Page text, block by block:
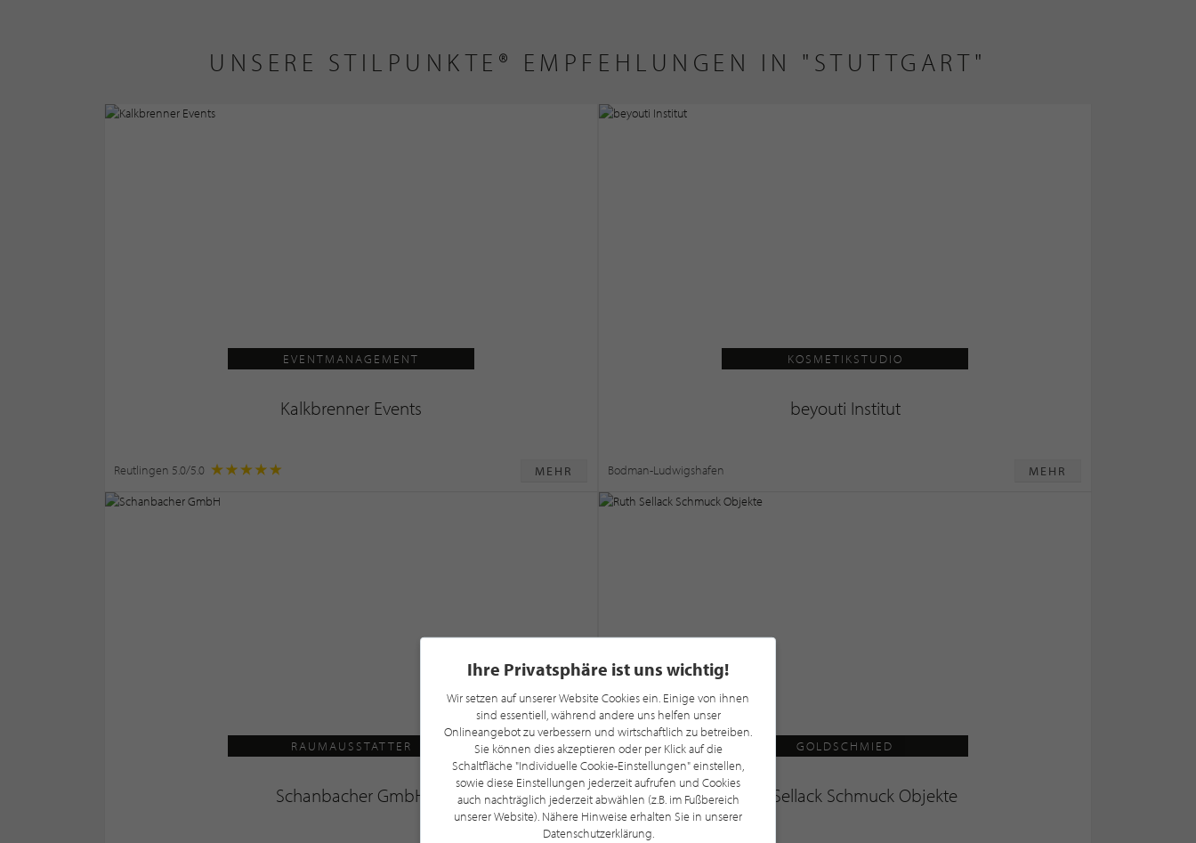
UNSERE STILPUNKTE® EMPFEHLUNGEN IN "STUTTGART"
EVENTMANAGEMENT
Kalkbrenner Events
Reutlingen 5.0/5.0 MEHR
KOSMETIKSTUDIO
beyouti Institut
Bodman-Ludwigshafen MEHR
RAUMAUSSTATTER
Schanbacher GmbH
GOLDSCHMIED
Ruth Sellack Schmuck Objekte
Ihre Privatsphäre ist uns wichtig!
Wir setzen auf unserer Website Cookies ein. Einige von ihnen
sind essentiell, während andere uns helfen unser
Onlineangebot zu verbessern und wirtschaftlich zu betreiben.
Sie können dies akzeptieren oder per Klick auf die
Schaltfläche "Individuelle Cookie-Einstellungen" einstellen,
sowie diese Einstellungen jederzeit aufrufen und Cookies
auch nachträglich jederzeit abwählen (z.B. im Fußbereich
unserer Website). Nähere Hinweise erhalten Sie in unserer
Datenschutzerklärung.